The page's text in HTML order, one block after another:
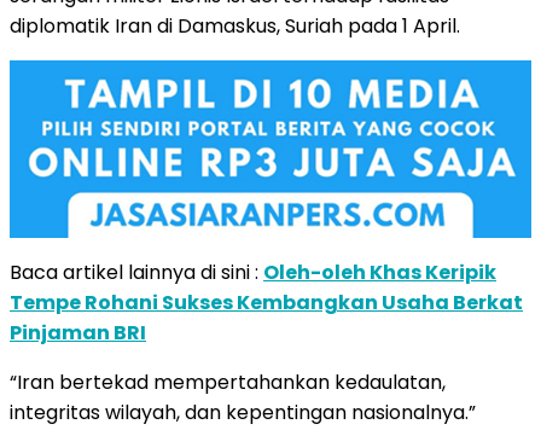
diplomatik Iran di Damaskus, Suriah pada 1 April.
Baca artikel lainnya di sini : Oleh-oleh Khas Keripik
Tempe Rohani Sukses Kembangkan Usaha Berkat
Pinjaman BRI
“Iran bertekad mempertahankan kedaulatan,
integritas wilayah, dan kepentingan nasionalnya.”